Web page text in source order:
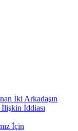
İki Arkadaşın
İddiası
İçin